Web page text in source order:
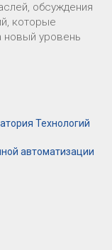
обсуждения
которые
новый уровень
Технологий
автоматизации